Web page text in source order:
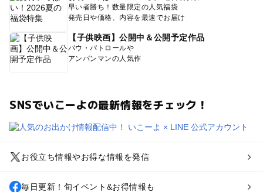
早い者勝ち！数量限定の人気福袋
発売日や価格、内容を最速でお届け
【子供映画】公開中＆公開予定作品
パウ・パトロールや
アンパンマンの人気作
SNSでいこーよの最新情報をチェック！
お役立ち情報やお得な情報を発信
毎日更新！旬イベント&お得情報も